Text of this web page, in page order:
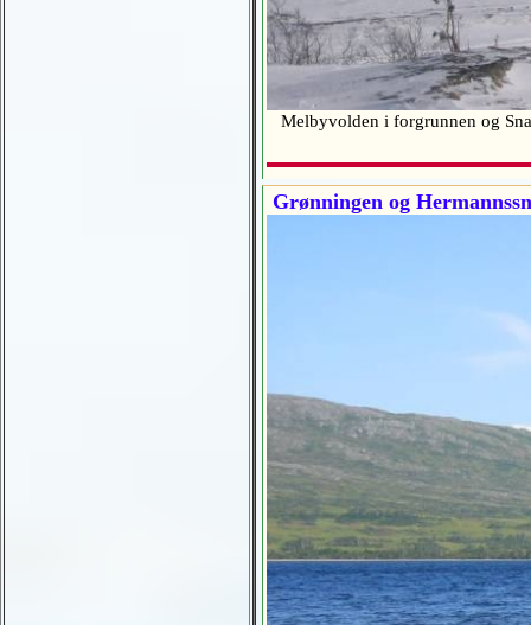
Melbyvolden i forgrunnen og
Grønningen og